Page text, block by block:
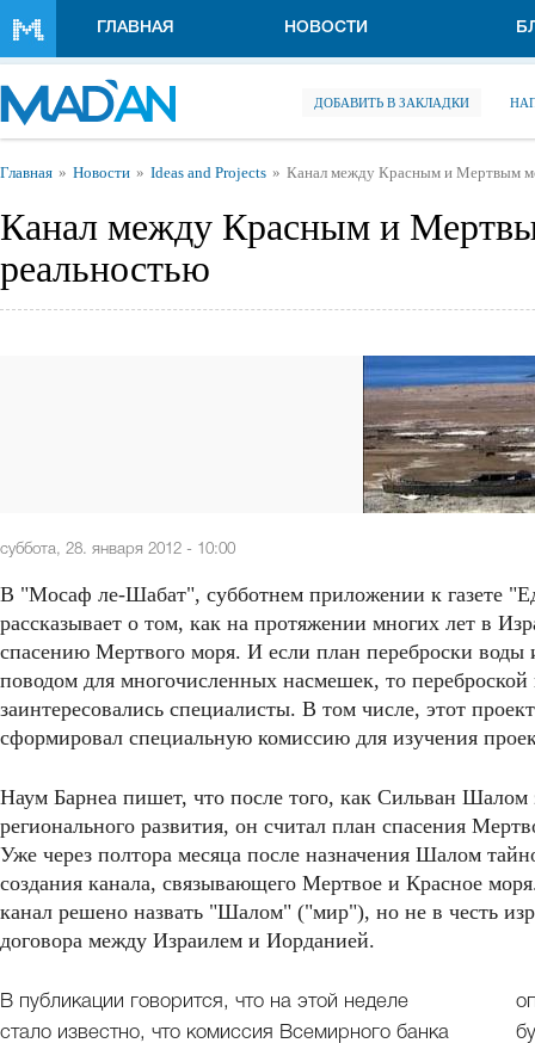
ГЛАВНАЯ НОВОСТИ
ДОБАВИТЬ В ЗАКЛАДКИ
Вы здесь
Главная Новости Ideas and Projects Канал между Красным и Мертвым
Канал между Красным и
реальностью
суббота, 28. января 2012 - 10:00
В "Мосаф ле-Шабат", субботнем приложении к газете
рассказывает о том, как на протяжении многих лет в
спасению Мертвого моря. И если план переброски воды
поводом для многочисленных насмешек, то переброской
заинтересовались специалисты. В том числе, этот
сформировал специальную комиссию для изучения
Наум Барнеа пишет, что после того, как Сильван Шалом
регионального развития, он считал план спасения
Уже через полтора месяца после назначения Шалом
создания канала, связывающего Мертвое и Красное
канал решено назвать "Шалом" ("мир"), но не в честь
договора между Израилем и Иорданией.
В публикации говорится, что на этой неделе
стало известно, что комиссия Всемирного банка